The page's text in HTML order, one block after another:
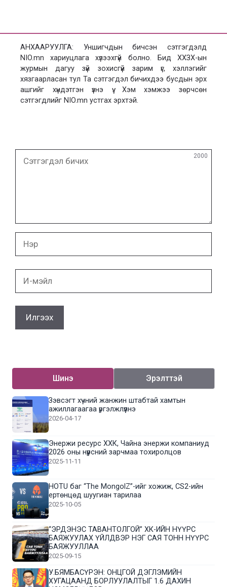
АНХААРУУЛГА: Уншигчдын бичсэн сэтгэгдэлд
NIO.mn хариуцлага хүлээхгүй болно. Бид ХХЗХ-ын
журмын дагуу зүй зохисгүй зарим үг, хэллэгийг
хязгаарласан тул Та сэтгэгдэл бичихдээ бусдын эрх
ашгийг хүндэтгэн үзнэ үү. Хэм хэмжээ зөрчсөн
сэтгэгдлийг NIO.mn устгах эрхтэй.
2000
мэйл
Шинэ Эрэлттэй
Зэвсэгт хүчний жанжин штабтай хамтын
ажиллагаагаа үргэлжлүүлнэ
2026-04-17
Энержи ресурс ХХК, Чайна энержи компаниуд
2026 оны нүүрсний зарчмаа тохиролцов
2025-11-11
HOTU баг “The MongolZ”-ийг хожиж, CS2-ийн
ертөнцөд шуугиан тарилаа
2025-10-05
“ЭРДЭНЭС ТАВАНТОЛГОЙ” ХК-ИЙН НҮҮРС
БАЯЖУУЛАХ ҮЙЛДВЭР НЭГ САЯ ТОНН НҮҮРС
БАЯЖУУЛЛАА
2025-09-15
У.БЯМБАСҮРЭН: ОНЦГОЙ ДЭГЛЭМИЙН
ХУГАЦААНД БОРЛУУЛАЛТЫГ 1.6 ДАХИН